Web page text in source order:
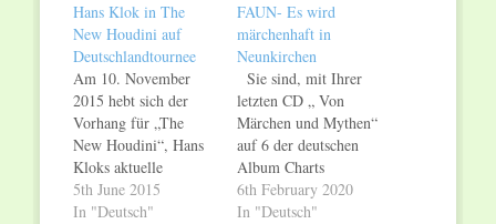
Hans Klok in The
New Houdini auf
Deutschlandtournee
Am 10. November
2015 hebt sich der
Vorhang für „The
New Houdini“, Hans
Kloks aktuelle
spektakuläre
Illusionsshow. Nach
5th June 2015
In "Deutsch"
FAUN- Es wird
märchenhaft in
Neunkirchen
Sie sind, mit Ihrer
letzten CD „ Von
Märchen und Mythen“
auf 6 der deutschen
Album Charts
eingestiegen. Und das
zurecht: 3 Jahre lang
6th February 2020
In "Deutsch"